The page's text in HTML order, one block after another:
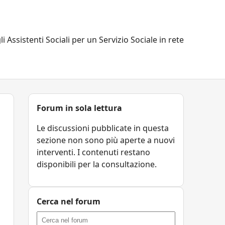
Assistenti Sociali per un Servizio Sociale in rete
Forum in sola lettura
Le discussioni pubblicate in questa
sezione non sono più aperte a nuovi
interventi. I contenuti restano
disponibili per la consultazione.
Cerca nel forum